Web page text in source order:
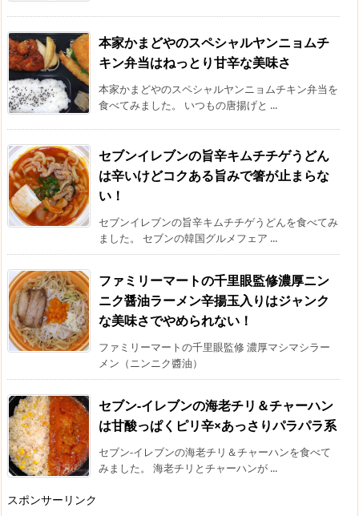
本家かまどやのスペシャルヤンニョムチ
キン弁当はねっとり甘辛な美味さ
本家かまどやのスペシャルヤンニョムチキン弁当を
食べてみました。 いつもの唐揚げと ...
セブンイレブンの旨辛キムチチゲうどん
は辛いけどコクある旨みで箸が止まらな
い！
セブンイレブンの旨辛キムチチゲうどんを食べてみ
ました。 セブンの韓国グルメフェア ...
ファミリーマートの千里眼監修濃厚ニン
ニク醤油ラーメン辛揚玉入りはジャンク
な美味さでやめられない！
ファミリーマートの千里眼監修 濃厚マシマシラー
メン（ニンニク醬油）
セブン-イレブンの海老チリ＆チャーハン
は甘酸っぱくピリ辛×あっさりパラパラ系
セブン-イレブンの海老チリ＆チャーハンを食べて
みました。 海老チリとチャーハンが ...
スポンサーリンク